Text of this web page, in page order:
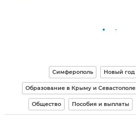
Симферополь Новый год
Образование в Крыму и Севастополе
Общество Пособия и выплаты